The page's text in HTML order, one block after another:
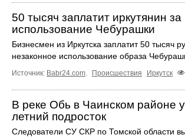
50 тысяч заплатит иркутянин за
использование Чебурашки
Бизнесмен из Иркутска заплатит 50 тысяч
незаконное использование образа
Источник: Babr24.com. Происшествия Иркутск
В реке Обь в Чаинском районе
летний подросток
Следователи СУ СКР по Томской области